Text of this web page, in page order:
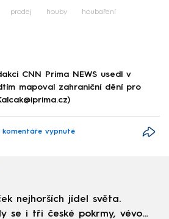
prodej houby houbaření
CNN Prima NEWS usedl v
mapoval zahraniční dění pro
vypnuté
nejhorších jídel světa.
se i tři české pokrmy, vévodí